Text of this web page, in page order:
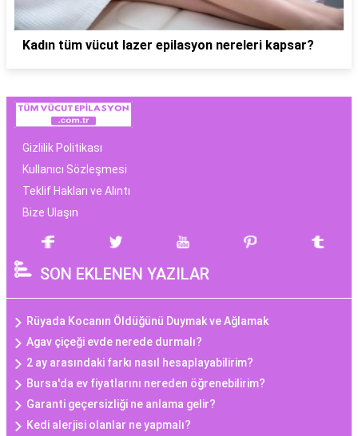
Kadın tüm vücut lazer epilasyon nereleri kapsar?
Gizlilik Politikası
Kullanıcı Sözleşmesi
Teklif Hakları ve Alıntı
Bize Ulaşın
SON EKLENEN YAZILAR
Rüyada Kocanın Öldüğünü Duymak ve Ağlamak
Agav çiçeği evde nerede durmalı?
2 ay arasındaki farkı nasıl hesaplayabilirim?
Bursa'da ev fiyatlarını nereden öğrenebilirim?
Garanti geçersizliği ne anlama gelir?
Kedi alerjisi olanlar ne yapmalı?